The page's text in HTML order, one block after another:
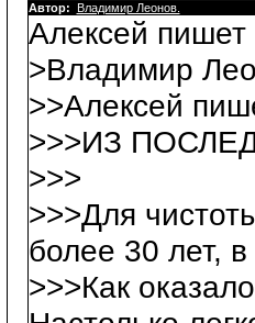
Автор: Владимир Леонов.
Алексей
>Владимир
>>Алексей
>>>ИЗ
>>>
>>>Для
более 30 лет,
>>>Как